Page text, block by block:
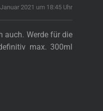
2021 um 18:45 Uhr
auch. Werde für die
max. 300ml